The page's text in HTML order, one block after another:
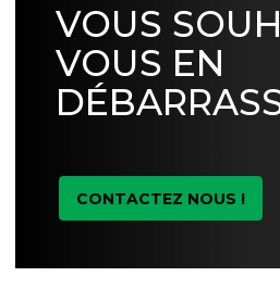
VOUS
VOUS EN
CONTACTEZ NOUS !